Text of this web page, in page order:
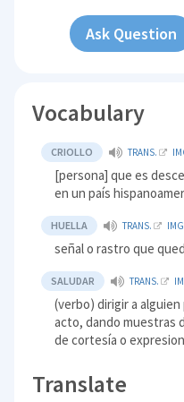
Ask Question
Vocabulary
CRIOLLO TRANS.
[persona] que es
en un país
HUELLA TRANS. IMG
señal o rastro que
SALUDAR TRANS.
(verbo) dirigir a
acto, dando muestras
de cortesía o
Translate